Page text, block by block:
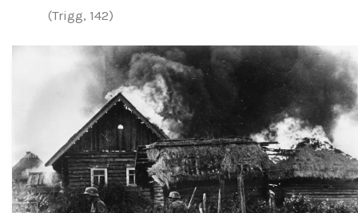
(Trigg, 142)